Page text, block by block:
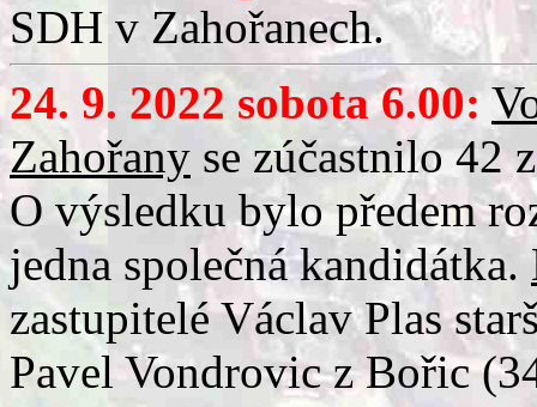
SDH v Zahořanech.
24. 9. 2022 sobota 6.00:
Zahořany se zúčastnilo 42
O výsledku bylo předem
jedna společná kandidátka.
zastupitelé Václav Plas
Pavel Vondrovic z Bořic